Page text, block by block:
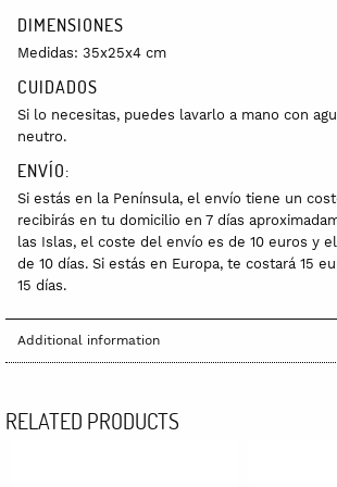
DIMENSIONES
Medidas: 35x25x4 cm
CUIDADOS
Si lo necesitas, puedes lavarlo a mano con
neutro.
ENVÍO:
Si estás en la Península, el envío tiene un
recibirás en tu domicilio en 7 días
las Islas, el coste del envío es de 10 euros y
de 10 días. Si estás en Europa, te costará 15
15 días.
Additional information
RELATED PRODUCTS